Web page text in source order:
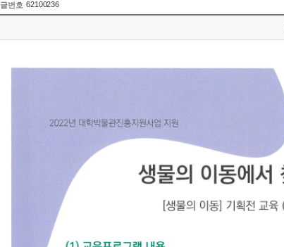
글번호 62100236